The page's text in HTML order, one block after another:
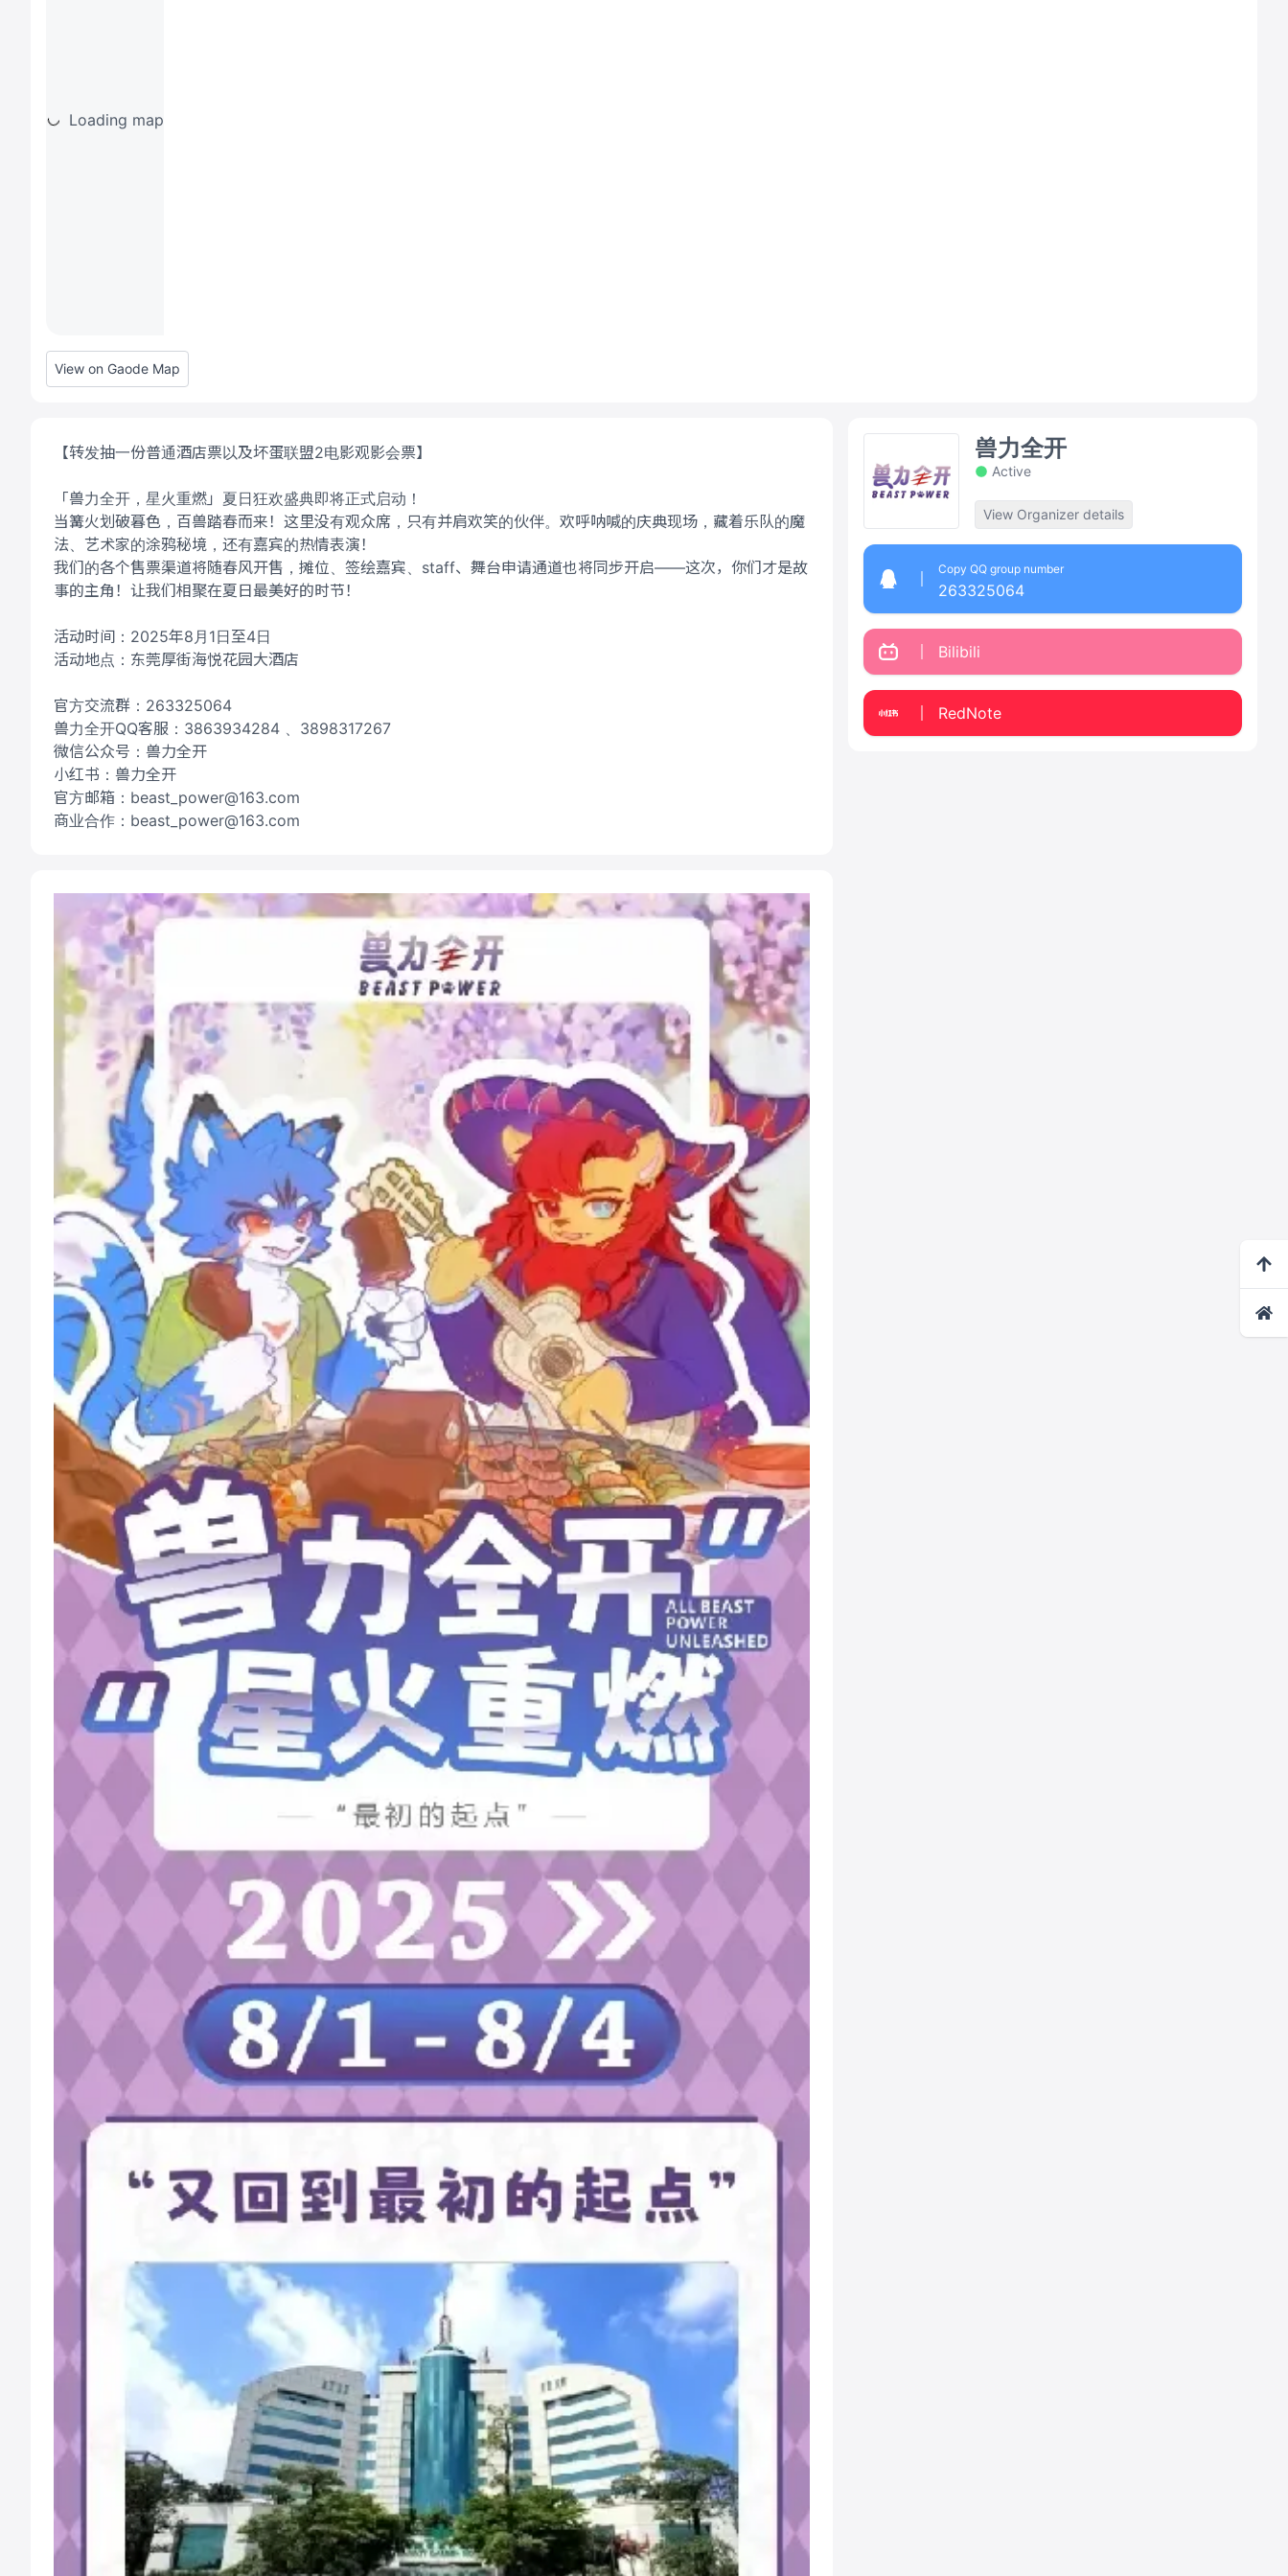
Loading map
View on Gaode Map
【转发抽一份普通酒店票以及坏蛋联盟2电影观影会票】
「兽力全开，星火重燃」夏日狂欢盛典即将正式启动！
当篝火划破暮色，百兽踏春而来！这里没有观众席，只有并肩欢笑的伙伴。欢呼呐喊的庆典现场，藏着乐队的魔
法、艺术家的涂鸦秘境，还有嘉宾的热情表演！
我们的各个售票渠道将随春风开售，摊位、签绘嘉宾、staff、舞台申请通道也将同步开启——这次，你们才是故
事的主角！让我们相聚在夏日最美好的时节！
活动时间：2025年8月1日至4日
活动地点：东莞厚街海悦花园大酒店
官方交流群：263325064
兽力全开QQ客服：3863934284 、3898317267
微信公众号：兽力全开
小红书：兽力全开
官方邮箱：beast_power@163.com
商业合作：beast_power@163.com
兽力全开
Active
View Organizer details
Copy QQ group number
263325064
Bilibili
RedNote